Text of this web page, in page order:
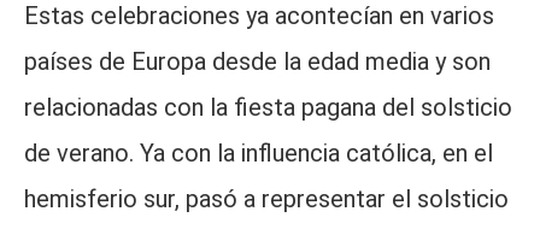
Estas celebraciones ya acontecían en varios
países de Europa desde la edad media y son
relacionadas con la fiesta pagana del solsticio
de verano. Ya con la influencia católica, en el
hemisferio sur, pasó a representar el solsticio